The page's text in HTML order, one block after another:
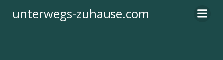
Inhalt
unterwegs-zuhause.com